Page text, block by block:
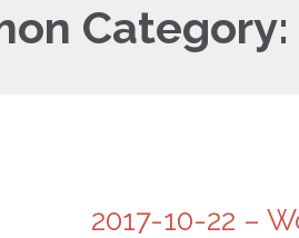
Category:
2017-10-22 –